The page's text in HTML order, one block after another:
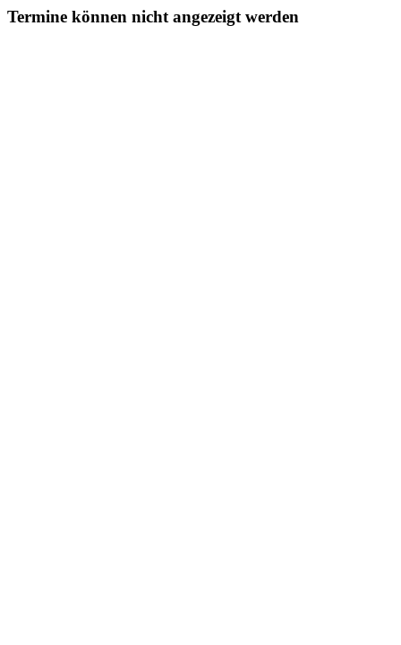
Termine können nicht angezeigt werden